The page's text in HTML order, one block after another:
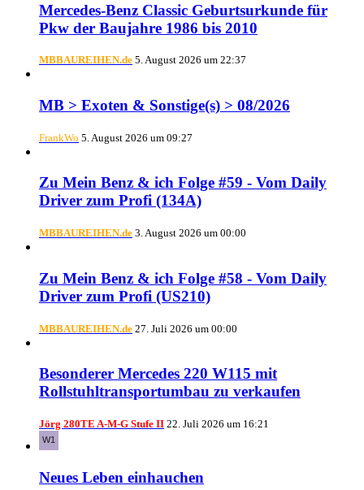
Mercedes-Benz Classic Geburtsurkunde für
Pkw der Baujahre 1986 bis 2010
MBBAUREIHEN.de 5. August 2026 um 22:37
MB > Exoten & Sonstige(s) > 08/2026
FrankWo 5. August 2026 um 09:27
Zu Mein Benz & ich Folge #59 - Vom Daily
Driver zum Profi (134A)
MBBAUREIHEN.de 3. August 2026 um 00:00
Zu Mein Benz & ich Folge #58 - Vom Daily
Driver zum Profi (US210)
MBBAUREIHEN.de 27. Juli 2026 um 00:00
Besonderer Mercedes 220 W115 mit
Rollstuhltransportumbau zu verkaufen
Jörg 280TE A-M-G Stufe II 22. Juli 2026 um 16:21
Neues Leben einhauchen